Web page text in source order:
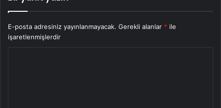
E-posta adresiniz yayınlanmayacak. Gerekli alanlar * ile
işaretlenmişlerdir